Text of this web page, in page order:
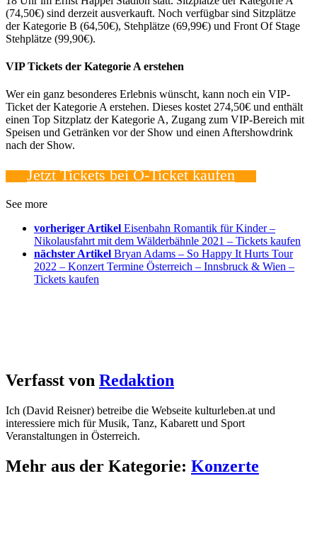
(74,50€) sind derzeit ausverkauft. Noch verfügbar sind Sitzplätze
der Kategorie B (64,50€), Stehplätze (69,99€) und Front Of Stage
Stehplätze (99,90€).
VIP Tickets der Kategorie A erstehen
Wer ein ganz besonderes Erlebnis wünscht, kann noch ein VIP-
Ticket der Kategorie A erstehen. Dieses kostet 274,50€ und enthält
einen Top Sitzplatz der Kategorie A, Zugang zum VIP-Bereich mit
Speisen und Getränken vor der Show und einen Aftershowdrink
nach der Show.
Jetzt Tickets bei Ö-Ticket kaufen
See more
vorheriger Artikel Eisenbahn Romantik für Kinder –
Nikolausfahrt mit dem Wälderbähnle 2021 – Tickets kaufen
nächster Artikel Bryan Adams – So Happy It Hurts Tour
2022 – Konzert Termine Österreich – Innsbruck & Wien –
Tickets kaufen
Verfasst von Redaktion
Ich (David Reisner) betreibe die Webseite kulturleben.at und
interessiere mich für Musik, Tanz, Kabarett und Sport
Veranstaltungen in Österreich.
Mehr aus der Kategorie: Konzerte